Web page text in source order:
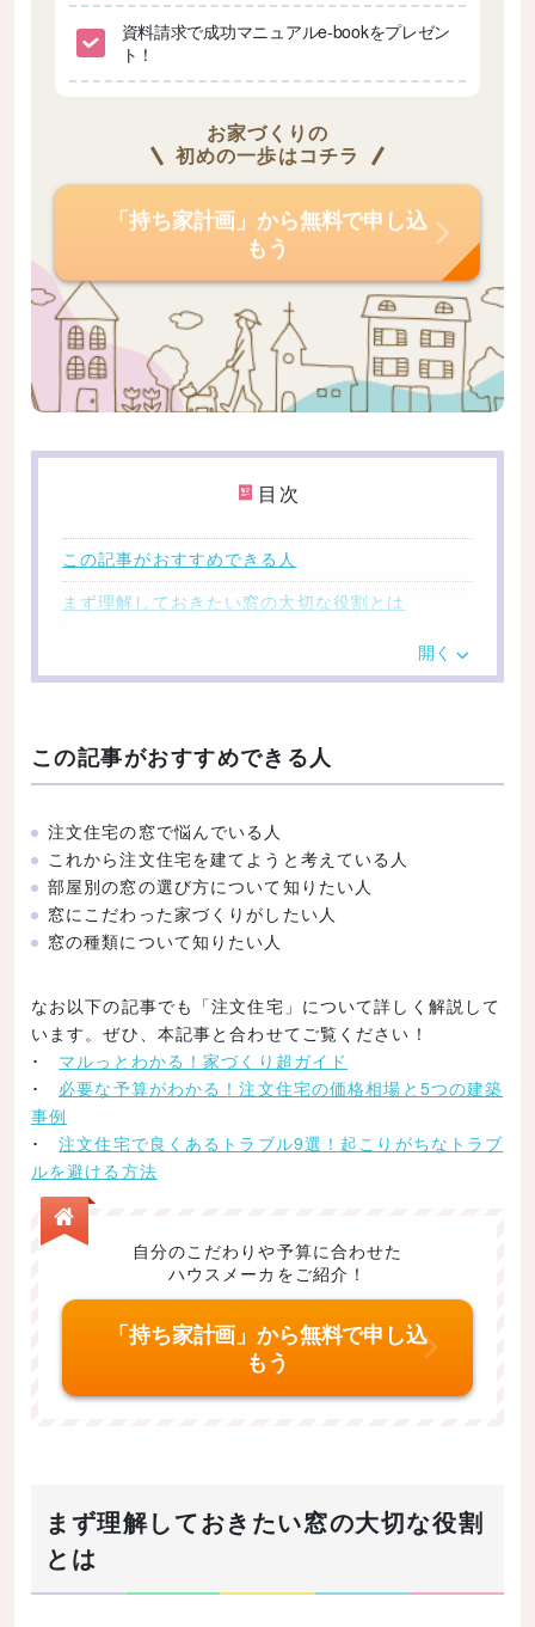
資料請求で成功マニュアルe-bookをプレゼン
ト！
お家づくりの
初めの一歩はコチラ
「持ち家計画」から無料で申し込
もう
目次
この記事がおすすめできる人
まず理解しておきたい窓の大切な役割とは
換気・通風
デザイン
設置場所で見る失敗しない窓選びのポイント
リビング・ダイニング
キッチン
トイレ
浴室・脱衣所
子供部屋
窓の種類別にメリット・デメリットを解説
掃き出し窓
腰高窓
引き違い窓
折りたたみ窓
FIX窓
スリット窓
まとめ
開く
この記事がおすすめできる人
注文住宅の窓で悩んでいる人
これから注文住宅を建てようと考えている人
部屋別の窓の選び方について知りたい人
窓にこだわった家づくりがしたい人
窓の種類について知りたい人
なお以下の記事でも「注文住宅」について詳しく解説して
います。ぜひ、本記事と合わせてご覧ください！
･ マルっとわかる！家づくり超ガイド
･ 必要な予算がわかる！注文住宅の価格相場と5つの建築
事例
･注文住宅で良くあるトラブル9選！起こりがちなトラブ
ルを避ける方法
自分のこだわりや予算に合わせた
ハウスメーカをご紹介！
「持ち家計画」から無料で申し込
もう
まず理解しておきたい窓の大切な役割
とは